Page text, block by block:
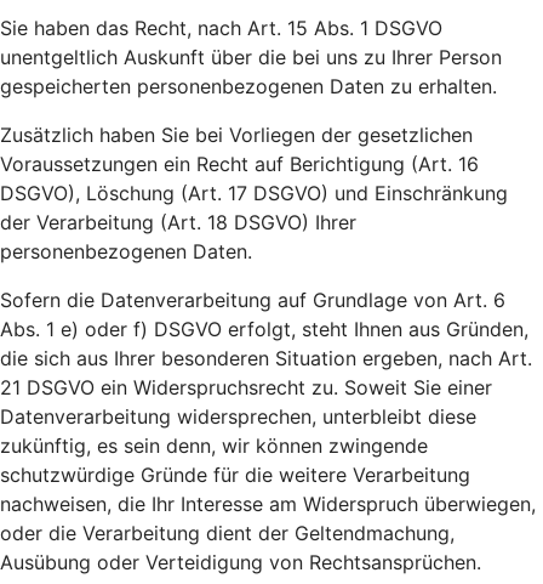
Sie haben das Recht, nach Art. 15 Abs. 1 DSGVO
unentgeltlich Auskunft über die bei uns zu Ihrer Person
gespeicherten personenbezogenen Daten zu erhalten.
Zusätzlich haben Sie bei Vorliegen der gesetzlichen
Voraussetzungen ein Recht auf Berichtigung (Art. 16
DSGVO), Löschung (Art. 17 DSGVO) und Einschränkung
der Verarbeitung (Art. 18 DSGVO) Ihrer
personenbezogenen Daten.
Sofern die Datenverarbeitung auf Grundlage von Art. 6
Abs. 1 e) oder f) DSGVO erfolgt, steht Ihnen aus Gründen,
die sich aus Ihrer besonderen Situation ergeben, nach Art.
21 DSGVO ein Widerspruchsrecht zu. Soweit Sie einer
Datenverarbeitung widersprechen, unterbleibt diese
zukünftig, es sein denn, wir können zwingende
schutzwürdige Gründe für die weitere Verarbeitung
nachweisen, die Ihr Interesse am Widerspruch überwiegen,
oder die Verarbeitung dient der Geltendmachung,
Ausübung oder Verteidigung von Rechtsansprüchen.